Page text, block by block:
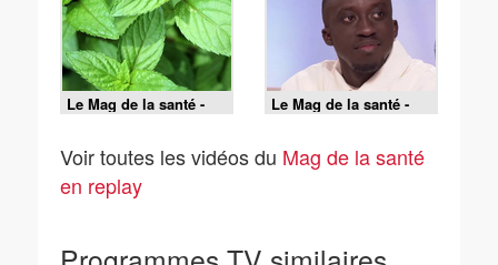
Le Mag de la santé -
17/06/2026
Le Mag de la santé -
16/06/2026
Voir toutes les vidéos du Mag de la santé
en replay